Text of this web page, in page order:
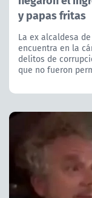
y papas fritas
La ex alcaldesa
encuentra en la
delitos de
que no fueron